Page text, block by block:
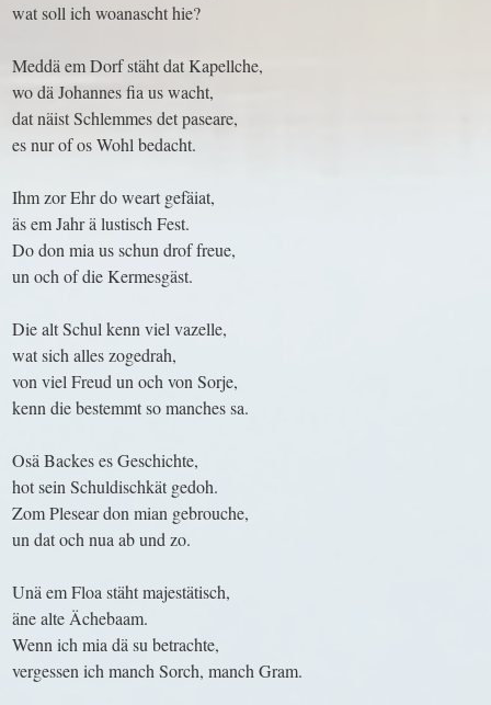
wat soll ich woanascht hie?
Meddä em Dorf stäht dat Kapellche,
wo dä Johannes fia us wacht,
dat näist Schlemmes det paseare,
es nur of os Wohl bedacht.
Ihm zor Ehr do weart gefäiat,
äs em Jahr ä lustisch Fest.
Do don mia us schun drof freue,
un och of die Kermesgäst.
Die alt Schul kenn viel vazelle,
wat sich alles zogedrah,
von viel Freud un och von Sorje,
kenn die bestemmt so manches sa.
Osä Backes es Geschichte,
hot sein Schuldischkät gedoh.
Zom Plesear don mian gebrouche,
un dat och nua ab und zo.
Unä em Floa stäht majestätisch,
äne alte Ächebaam.
Wenn ich mia dä su betrachte,
vergessen ich manch Sorch, manch Gram.